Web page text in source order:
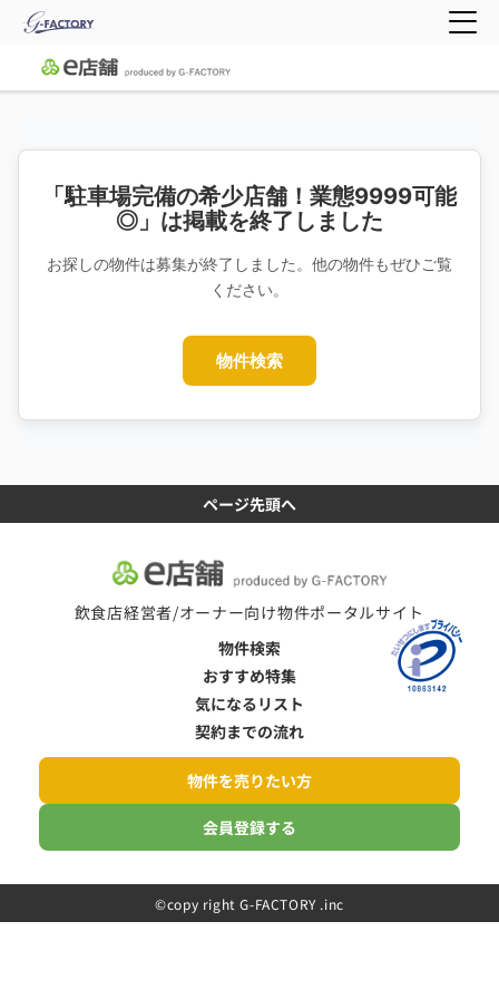
「駐車場完備の希少店舗！業態9999可能
◎」は掲載を終了しました
お探しの物件は募集が終了しました。他の物件もぜひご覧
ください。
物件検索
ページ先頭へ
飲食店経営者/オーナー向け物件ポータルサイト
物件検索
おすすめ特集
気になるリスト
契約までの流れ
物件を売りたい方
会員登録する
©️copy right G-FACTORY .inc